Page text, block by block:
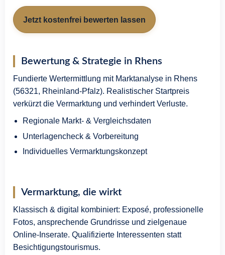
Jetzt kostenfrei bewerten lassen
Bewertung & Strategie in Rhens
Fundierte Wertermittlung mit Marktanalyse in Rhens
(56321, Rheinland-Pfalz). Realistischer Startpreis
verkürzt die Vermarktung und verhindert Verluste.
Regionale Markt- & Vergleichsdaten
Unterlagencheck & Vorbereitung
Individuelles Vermarktungskonzept
Vermarktung, die wirkt
Klassisch & digital kombiniert: Exposé, professionelle
Fotos, ansprechende Grundrisse und zielgenaue
Online-Inserate. Qualifizierte Interessenten statt
Besichtigungstourismus.